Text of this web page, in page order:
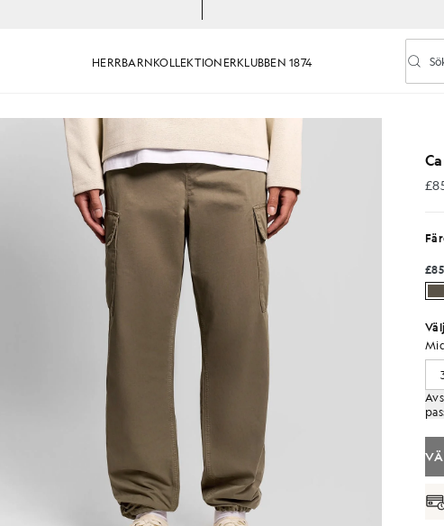
HERRBARNKOLLEKTIONERKLUBBEN 1874
benslut i färgen Khaki AshMan bär cargo-byxor med uppvikt